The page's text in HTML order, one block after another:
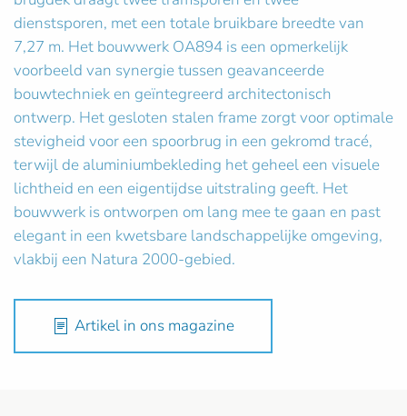
dienstsporen, met een totale bruikbare breedte van
7,27 m. Het bouwwerk OA894 is een opmerkelijk
voorbeeld van synergie tussen geavanceerde
bouwtechniek en geïntegreerd architectonisch
ontwerp. Het gesloten stalen frame zorgt voor optimale
stevigheid voor een spoorbrug in een gekromd tracé,
terwijl de aluminiumbekleding het geheel een visuele
lichtheid en een eigentijdse uitstraling geeft. Het
bouwwerk is ontworpen om lang mee te gaan en past
elegant in een kwetsbare landschappelijke omgeving,
vlakbij een Natura 2000-gebied.
Artikel in ons magazine